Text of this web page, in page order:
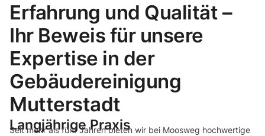
Erfahrung und Qualität –
Ihr Beweis für unsere
Expertise in der
Gebäudereinigung
Mutterstadt
Langjährige Praxis
Seit mehr als fünf Jahren bieten wir bei Moosweg hochwertige